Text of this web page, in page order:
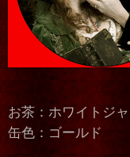
お茶：ホワイトジ
缶色：ゴールド